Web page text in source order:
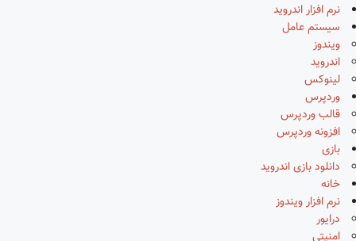
نرم افزار اندروید
سیستم عامل
ویندوز
اندروید
لینوکس
وردپرس
قالب وردپرس
افزونه وردپرس
بازی
دانلود بازی اندروید
خانه
نرم افزار ویندوز
درایور
امنیتی